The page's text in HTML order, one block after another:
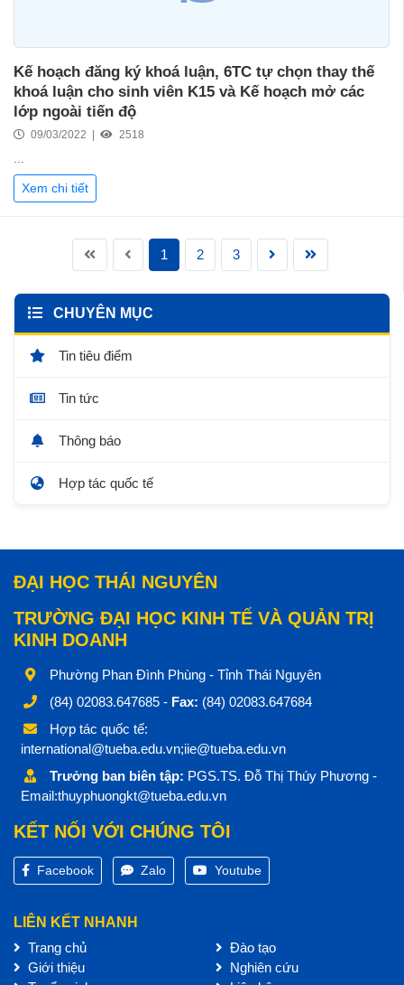
Kế hoạch đăng ký khoá luận, 6TC tự chọn thay thế
khoá luận cho sinh viên K15 và Kế hoạch mở các
lớp ngoài tiến độ
09/03/2022 | 2518
...
Xem chi tiết
1 2 3
CHUYÊN MỤC
Tin tiêu điểm
Tin tức
Thông báo
Hợp tác quốc tế
ĐẠI HỌC THÁI NGUYÊN
TRƯỜNG ĐẠI HỌC KINH TẾ VÀ QUẢN TRỊ
KINH DOANH
Phường Phan Đình Phùng - Tỉnh Thái Nguyên
(84) 02083.647685 - Fax: (84) 02083.647684
Hợp tác quốc tế:
international@tueba.edu.vn;iie@tueba.edu.vn
Trưởng ban biên tập: PGS.TS. Đỗ Thị Thúy Phương -
Email:thuyphuongkt@tueba.edu.vn
KẾT NỐI VỚI CHÚNG TÔI
Facebook Zalo Youtube
LIÊN KẾT NHANH
Trang chủ
Giới thiệu
Đào tạo
Nghiên cứu